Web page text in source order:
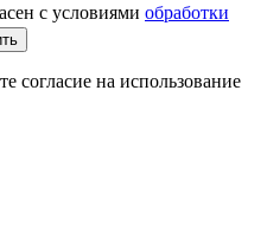
с условиями обработки
согласие на использование